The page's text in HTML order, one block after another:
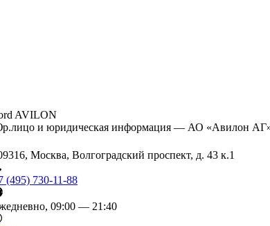
AVILON
и юридическая информация — АО «Авилон
Москва, Волгоградский проспект, д. 43 к.1
(495) 730-11-88
09:00 — 21:40